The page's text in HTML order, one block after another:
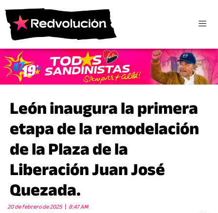
León inaugura la primera
etapa de la remodelación
de la Plaza de la
Liberación Juan José
Quezada.
20 de febrero de 2025 8:47 AM